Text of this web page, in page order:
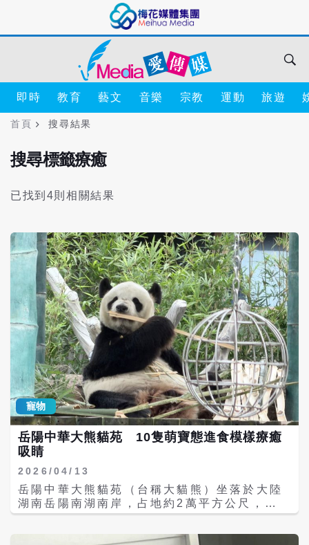
即時 教育 藝文 音樂 宗教 運動 旅遊
首頁 搜尋結果
搜尋標籤療癒
已找到4則相關結果
寵物
岳陽中華大熊貓苑 10隻萌寶態進食模樣療癒
吸睛
2026/04/13
岳陽中華大熊貓苑（台稱大貓熊）坐落於大陸
湖南岳陽南湖南岸，占地約2萬平方公尺，以
原始竹林景觀打造接近自然棲息環境的「熊貓